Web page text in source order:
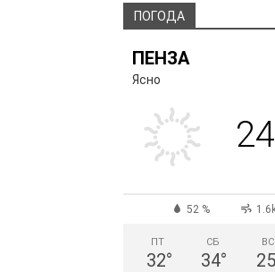
ПОГОДА
ПЕНЗА
Ясно
52 %
ПТ
32°
СБ
34°
ВС
25